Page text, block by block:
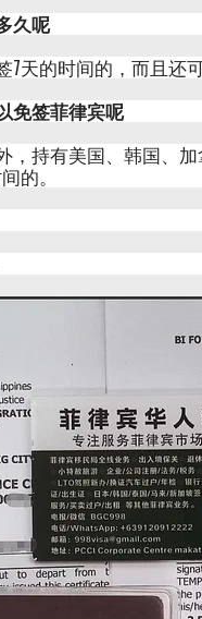
久呢
天的时间的，而且还
免签菲律宾呢
，持有美国、韩国、
的。